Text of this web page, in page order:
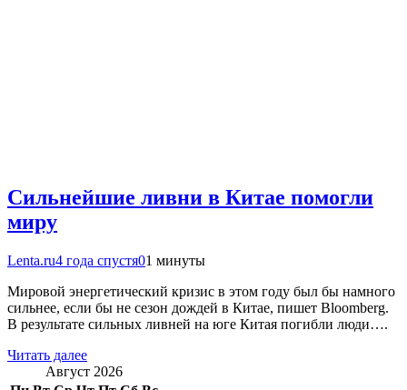
Сильнейшие ливни в Китае помогли
миру
Lenta.ru4 года спустя01 минуты
Мировой энергетический кризис в этом году был бы намного
сильнее, если бы не сезон дождей в Китае, пишет Bloomberg.
В результате сильных ливней на юге Китая погибли люди….
Читать далее
Август 2026